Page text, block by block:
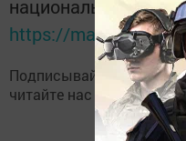
национальном
https://max.ru/
Подписывайтесь на наш
читайте нас
Вконтакте,